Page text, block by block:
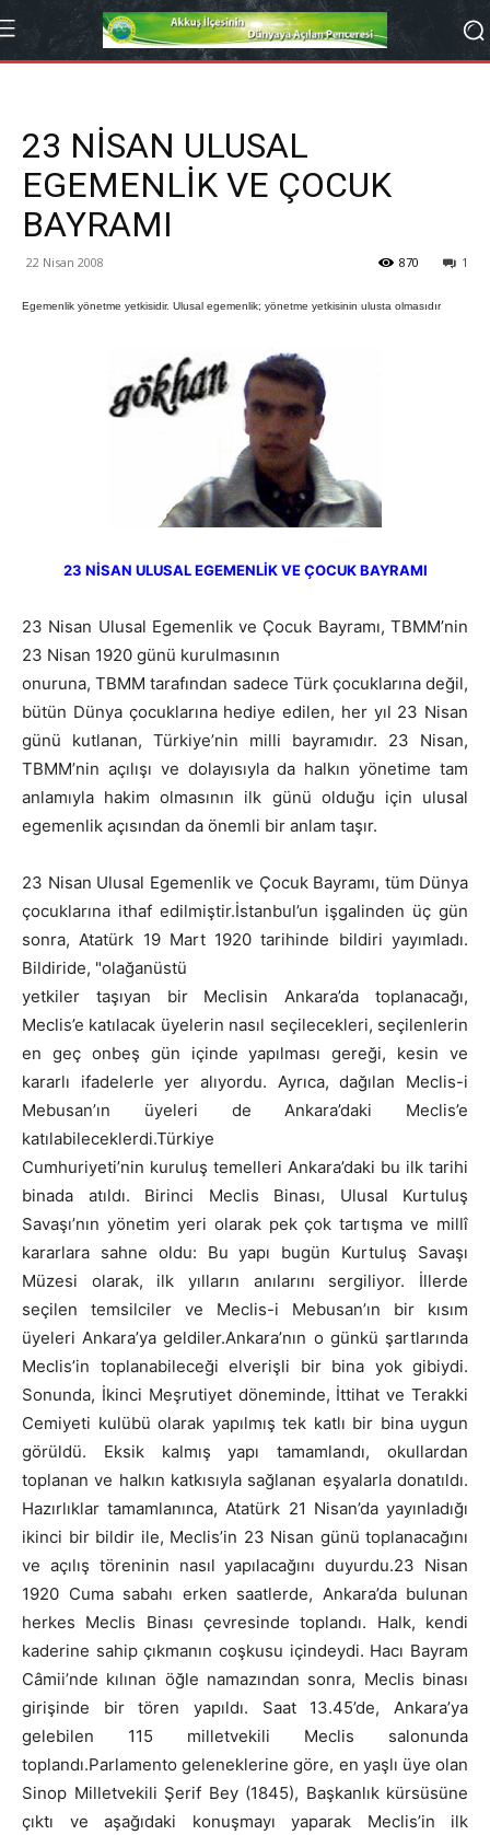
23 NİSAN ULUSAL
EGEMENLİK VE ÇOCUK
BAYRAMI
22 Nisan 2008 1
870
Egemenlik yönetme yetkisidir. Ulusal egemenlik; yönetme yetkisinin ulusta olmasıdır
23 NİSAN ULUSAL EGEMENLİK VE ÇOCUK BAYRAMI
23 Nisan Ulusal Egemenlik ve Çocuk Bayramı, TBMM’nin
23 Nisan 1920 günü kurulmasının
onuruna, TBMM tarafından sadece Türk çocuklarına değil,
bütün Dünya çocuklarına hediye edilen, her yıl 23 Nisan
günü kutlanan, Türkiye’nin milli bayramıdır. 23 Nisan,
TBMM’nin açılışı ve dolayısıyla da halkın yönetime tam
anlamıyla hakim olmasının ilk günü olduğu için ulusal
egemenlik açısından da önemli bir anlam taşır.
23 Nisan Ulusal Egemenlik ve Çocuk Bayramı, tüm Dünya
çocuklarına ithaf edilmiştir.İstanbul’un işgalinden üç gün
sonra, Atatürk 19 Mart 1920 tarihinde bildiri yayımladı.
Bildiride, "olağanüstü
yetkiler taşıyan bir Meclisin Ankara’da toplanacağı,
Meclis’e katılacak üyelerin nasıl seçilecekleri, seçilenlerin
en geç onbeş gün içinde yapılması gereği, kesin ve
kararlı ifadelerle yer alıyordu. Ayrıca, dağılan Meclis-i
Mebusan’ın üyeleri de Ankara’daki Meclis’e
katılabileceklerdi.Türkiye
Cumhuriyeti’nin kuruluş temelleri Ankara’daki bu ilk tarihi
binada atıldı. Birinci Meclis Binası, Ulusal Kurtuluş
Savaşı’nın yönetim yeri olarak pek çok tartışma ve millî
kararlara sahne oldu: Bu yapı bugün Kurtuluş Savaşı
Müzesi olarak, ilk yılların anılarını sergiliyor. İllerde
seçilen temsilciler ve Meclis-i Mebusan’ın bir kısım
üyeleri Ankara’ya geldiler.Ankara’nın o günkü şartlarında
Meclis’in toplanabileceği elverişli bir bina yok gibiydi.
Sonunda, İkinci Meşrutiyet döneminde, İttihat ve Terakki
Cemiyeti kulübü olarak yapılmış tek katlı bir bina uygun
görüldü. Eksik kalmış yapı tamamlandı, okullardan
toplanan ve halkın katkısıyla sağlanan eşyalarla donatıldı.
Hazırlıklar tamamlanınca, Atatürk 21 Nisan’da yayınladığı
ikinci bir bildir ile, Meclis’in 23 Nisan günü toplanacağını
ve açılış töreninin nasıl yapılacağını duyurdu.23 Nisan
1920 Cuma sabahı erken saatlerde, Ankara’da bulunan
herkes Meclis Binası çevresinde toplandı. Halk, kendi
kaderine sahip çıkmanın coşkusu içindeydi. Hacı Bayram
Câmii’nde kılınan öğle namazından sonra, Meclis binası
girişinde bir tören yapıldı. Saat 13.45’de, Ankara’ya
gelebilen 115 milletvekili Meclis salonunda
toplandı.Parlamento geleneklerine göre, en yaşlı üye olan
Sinop Milletvekili Şerif Bey (1845), Başkanlık kürsüsüne
çıktı ve aşağıdaki konuşmayı yaparak Meclis’in ilk